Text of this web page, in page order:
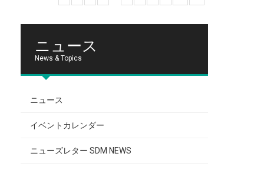
ニュース
News & Topics
ニュース
イベントカレンダー
ニューズレター SDM NEWS